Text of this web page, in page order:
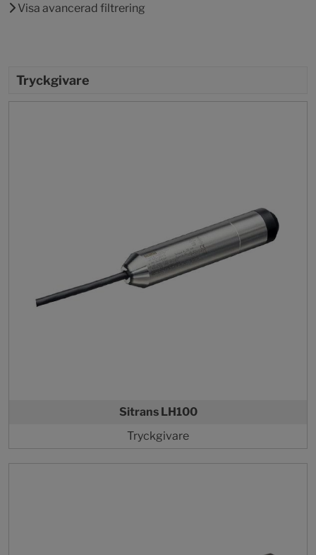
Visa avancerad filtrering
Tryckgivare
Sitrans LH100
Tryckgivare